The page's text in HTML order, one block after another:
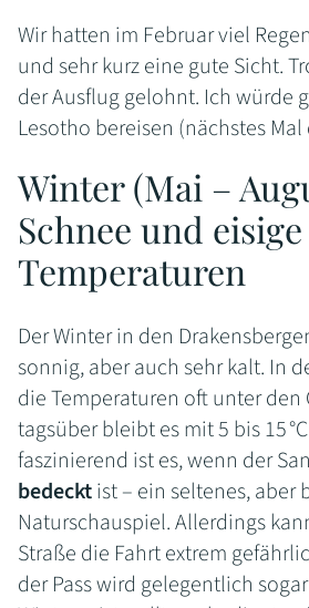
Wir hatten im Februar viel
und sehr kurz eine gute Sicht.
der Ausflug gelohnt. Ich würde
Lesotho bereisen (nächstes Mal
Winter (Mai –
Schnee und eisige
Temperaturen
Der Winter in den
sonnig, aber auch sehr kalt. In
die Temperaturen oft unter den
tagsüber bleibt es mit 5 bis 15
faszinierend ist es, wenn der
bedecktist – ein seltenes, aber
Naturschauspiel. Allerdings
Straße die Fahrt extrem
der Pass wird gelegentlich